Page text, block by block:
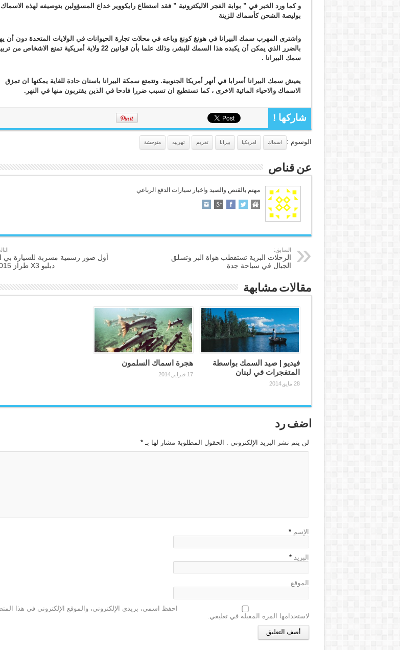
و كما ورد الخبر في ” بوابة الفجر الاليكترونية ” فقد استطاع رايكووير خداع المسؤولين بتوصيفه لهذه
بوليصة الشحن كأسماك للزينة
واشترى المهرب سمك البيرانا في هونغ كونغ وباعه في محلات تجارة الحيوانات في الولايات المتحدة دون أن
بالضرر الذي يمكن أن يكبده هذا السمك للبشر، وذلك علما بأن قوانين 22 ولاية أمريكية تمنع الاشخاص من
سمك البيرانا .
يعيش سمك البيرانا أسرابا في أنهر أمريكا الجنوبية. وتتمتع سمكة البيرانا باسنان حادة للغاية يمكنها ان تمزق
الاسماك والاحياء المائية الاخرى ، كما تستطيع ان تسبب ضررا فادحا في الذين يقتربون منها في النهر .
شاركها !
الوسوم : اسماك امريكيا بيرانا تغريم تهريبه متوحشة
عن قناص
مهتم بالقنص والصيد واخبار سيارات الدقع الرباعي
السابق:
الرحلات البرية تستقطب هواة البر وتسلق
الجبال في سياحة جدة
أول صور رسمية مسربة للسيارة بي
دبليو X3 طراز 2015
مقالات مشابهة
فيديو | صيد السمك بواسطة
المتفجرات في لبنان
28 مايو,2014
هجرة اسماك السلمون
17 فبراير,2014
اضف رد
لن يتم نشر البريد الإلكتروني . الحقول المطلوبة مشار لها بـ*
الإسم *
البريد *
الموقع
احفظ اسمي، بريدي الإلكتروني، والموقع الإلكتروني في هذا
لاستخدامها المرة المقبلة في تعليقي.